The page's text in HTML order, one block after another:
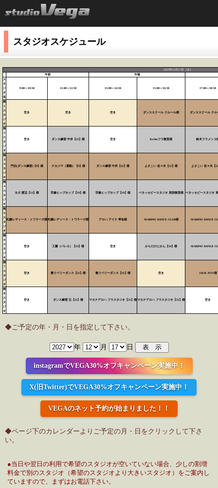
スタジオスケジュール
2025年12月17日（水）
午前
午後
ス
タ
ジ
オ
名
9:00～10:50 11:00～12:50 13:00～14:50 15:00～16:50 17:00～18:50
第
１
ス
タ
ジ
オ
空き 空き 空き ダンススクール クルール様 ダンススクール クル
第
２
ス
タ
ジ
オ
空き ダンス練習 中井【22】様 空き Keikoフラ教室様 鈴木フラメンコ
第
３
ス
タ
ジ
オ
門伝(ダンス練習)【9】様 ナカジマ（運動）【9】様 ダンス練習 中井【22】様 よさこい 佐々木【22】様 よさこい 佐々木【
第
４
ス
タ
ジ
オ
ヨガ 渡辺【13】様 宗像ヒップホップ【19】様 宗像ヒップホップ【19】様 ベネッセビースタジオ 英語教室様 ベネッセビースタジオ
第
５
ス
タ
ジ
オ
札幌レディース・トワラーズ様札幌レディース・トワラーズ様 アロハ アイナ 琴似様 MARINO DANCE CLUB様 MARINO DANCE
第
６
ス
タ
ジ
オ
空き 工藤（バレエ）【23】様 空き からだのじかん【34】様 MARINO DANCE
第
７
ス
タ
ジ
オ
空き 整うベリーダンス【31】様 整うベリーダンス【31】様 空き JACK POT様
第
８
ス
タ
ジ
オ
空き ダンス練習 辻【22】様 マカナアロハ フラスタジオ【31】様マカナアロハ フラスタジオ【31】様 空き
◆ご予定の年・月・日を指定して下さい。
年 月 日
instagramでVEGA30%オフキャンペーン実施中！
X(旧Twitter)でVEGA30%オフキャンペーン実施中！
VEGAのネット予約が始まりました！！
◆ページ下のカレンダーよりご予定の月・日をクリックして下さ
い。
●当日や翌日の利用で希望のスタジオが空いていない場合、少しの割増
料金で別のスタジオ（希望のスタジオより大きいスタジオ）をご案内し
ていますので、まずはお電話下さい。